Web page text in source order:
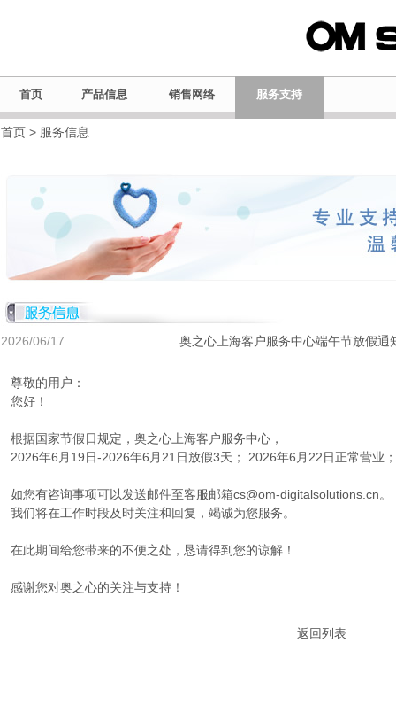
首页 产品信息 销售网络 服务支持
首页 > 服务信息
2026/06/17 奥之心上海客户服务中心端午节放假通
尊敬的用户：
您好！
根据国家节假日规定，奥之心上海客户服务中心，
2026年6月19日-2026年6月21日放假3天； 2026年6月22日正常营业；
如您有咨询事项可以发送邮件至客服邮箱cs@om-digitalsolutions.cn。
我们将在工作时段及时关注和回复，竭诚为您服务。
在此期间给您带来的不便之处，恳请得到您的谅解！
感谢您对奥之心的关注与支持！
返回列表